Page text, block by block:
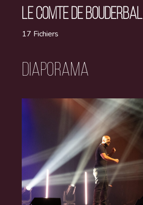
LE COMTE DE
17 Fichiers
Diaporama